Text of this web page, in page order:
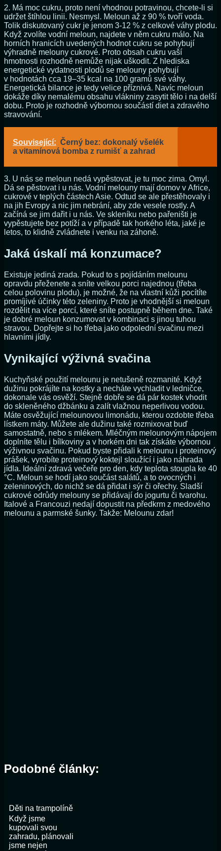
2. Má moc cukru, proto není vhodnou potravinou, chcete-li si
udržet štíhlou linii. Nesmysl. Meloun až z 90 % tvoří voda.
Tolik diskutovaný cukr je jenom 3-12 % z celkové váhy plodu.
Když zvolíte vodní meloun, najdete v něm cukru málo. Na
horních hranicích uvedených hodnot cukru se pohybují
výhradně melouny cukrové. Proto obsah cukru vaší
hmotnosti rozhodně nemůže nijak uškodit. Z hlediska
energetické vydatnosti plodů se melouny pohybují
v hodnotách cca 19–35 kcal na 100 gramů své váhy.
Energetická bilance je tedy velice příznivá. Navíc meloun
dokáže díky nemalému obsahu vlákniny zasytit tělo i na delší
dobu. Proto je rozhodně výbornou součástí diet a zdravého
stravování.
Související: Černý bez: dokonalý všelék
a vitamínová bomba z rumišť a zahrad
3. U nás se meloun nedá vypěstovat, je tu moc zima. Omyl.
Dá se pěstovat i u nás. Vodní melouny mají domov v Africe,
cukrové v teplých částech Asie. Odtud se ale přestěhovaly i
na jih Evropy a nic jim nebrání, aby zde vesele rostly. A
začíná se jim dařit i u nás. Ve skleníku nebo pařeništi je
vypěstujete bez potíží a v případě tak horkého léta, jaké je
letos, to klidně zvládnete i venku na záhoně.
Jaká úskalí má konzumace?
Existuje jediná zrada. Pokud to s pojídáním melounu
opravdu přeženete a sníte velkou porci najednou (třeba
celou polovinu plodu), je možné, že na vlastní kůži pocítíte
promíjivé účinky této zeleniny. Proto je vhodnější si meloun
rozdělit na více porcí, které sníte postupně během dne. Také
je dobré meloun konzumovat v kombinaci s jinou tuhou
stravou. Dopřejte si ho třeba jako odpolední svačinu mezi
hlavními jídly.
Vynikající výživná svačina
Kuchyňské použití melounu je netušeně rozmanité. Když
dužinu pokrájíte na kostky a necháte vychladit v ledničce,
dokonale vás osvěží. Stejně dobře se dá pár kostek vhodit
do skleněného džbánku a zalít vlažnou neperlivou vodou.
Máte osvěžující melounovou limonádu, kterou ozdobte třeba
lístkem máty. Můžete ale dužinu také rozmixovat buď
samostatně, nebo s mlékem. Mléčným melounovým nápojem
doplníte tělu i bílkoviny a v horkém dni tak získáte výbornou
výživnou svačinu. Pokud byste přidali k melounu i proteinový
prášek, vyrobíte proteinový koktejl sloužící i jako náhrada
jídla. Ideální zdravá večeře pro den, kdy teplota stoupla ke 40
°C. Meloun se hodí jako součást salátů, a to ovocných i
zeleninových, do nichž se dá přidat i sýr či ořechy. Sladší
cukrové odrůdy melouny se přidávají do jogurtu či tvarohu.
Italové a Francouzi nedají dopustit na předkrm z medového
melounu a parmské šunky. Takže: Melounu zdar!
Podobné články:
Děti na trampolíně
Když jsme
kupovali svou
zahradu, plánovali
jsme nejen